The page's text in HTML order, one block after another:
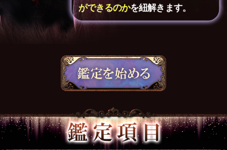
ができるのかを紐解きます。